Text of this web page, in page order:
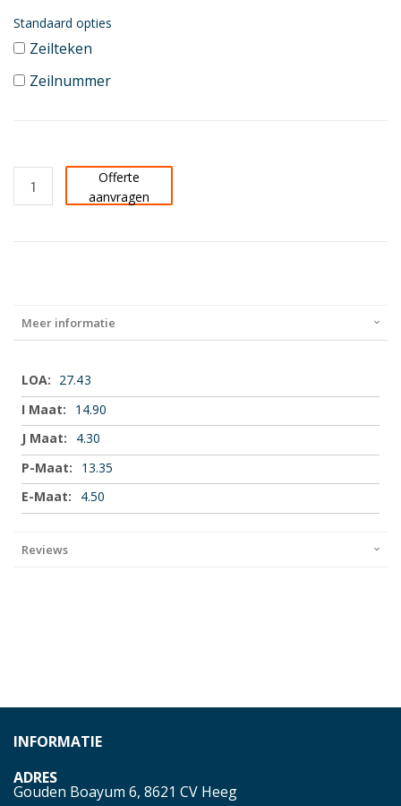
Standaard opties
Zeilteken
Zeilnummer
Offerte
aanvragen
Meer informatie
Meer
informatie
27.43
14.90
4.30
13.35
4.50
Reviews
INFORMATIE
ADRES
Gouden Boayum 6, 8621 CV Heeg